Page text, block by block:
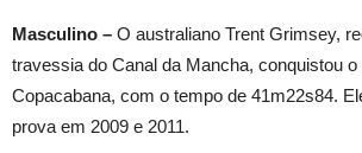
Masculino – O australiano Trent Grimsey,
travessia do Canal da Mancha, conquistou
Copacabana, com o tempo de 41m22s84.
prova em 2009 e 2011.